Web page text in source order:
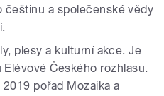
češtinu a společenské vědy
plesy a kulturní akce. Je
Českého rozhlasu.
pořad Mozaika a